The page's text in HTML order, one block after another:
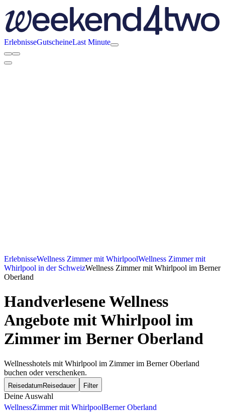
ErlebnisseGutscheineLast Minute
ErlebnisseWellness Zimmer mit WhirlpoolWellness Zimmer mit
Whirlpool in der SchweizWellness Zimmer mit Whirlpool im Berner
Oberland
Handverlesene Wellness
Angebote mit Whirlpool im
Zimmer im Berner Oberland
Wellnesshotels mit Whirlpool im Zimmer im Berner Oberland
buchen oder verschenken.
Reisedatum Reisedauer Filter
Deine Auswahl
WellnessZimmer mit WhirlpoolBerner Oberland